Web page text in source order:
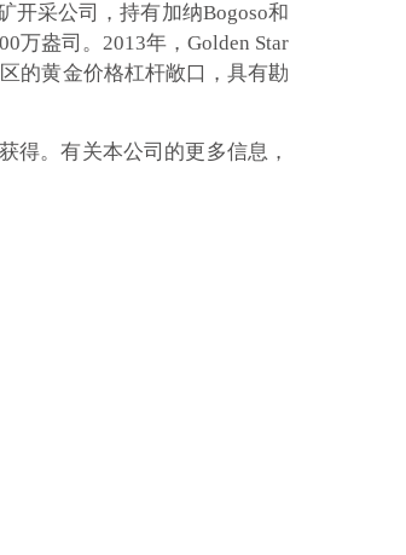
开采公司，持有加纳Bogoso和
万盎司。2013年，Golden Star
的黄金价格杠杆敞口，具有勘
得。有关本公司的更多信息，